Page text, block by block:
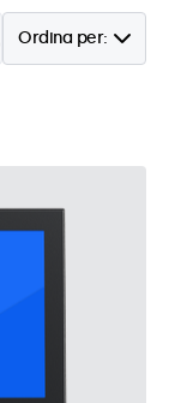
Ordina per: